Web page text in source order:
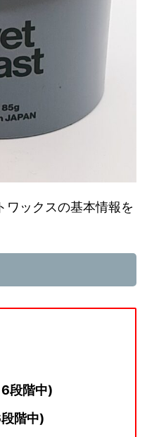
ワックスの基本情報を
階中)
中)